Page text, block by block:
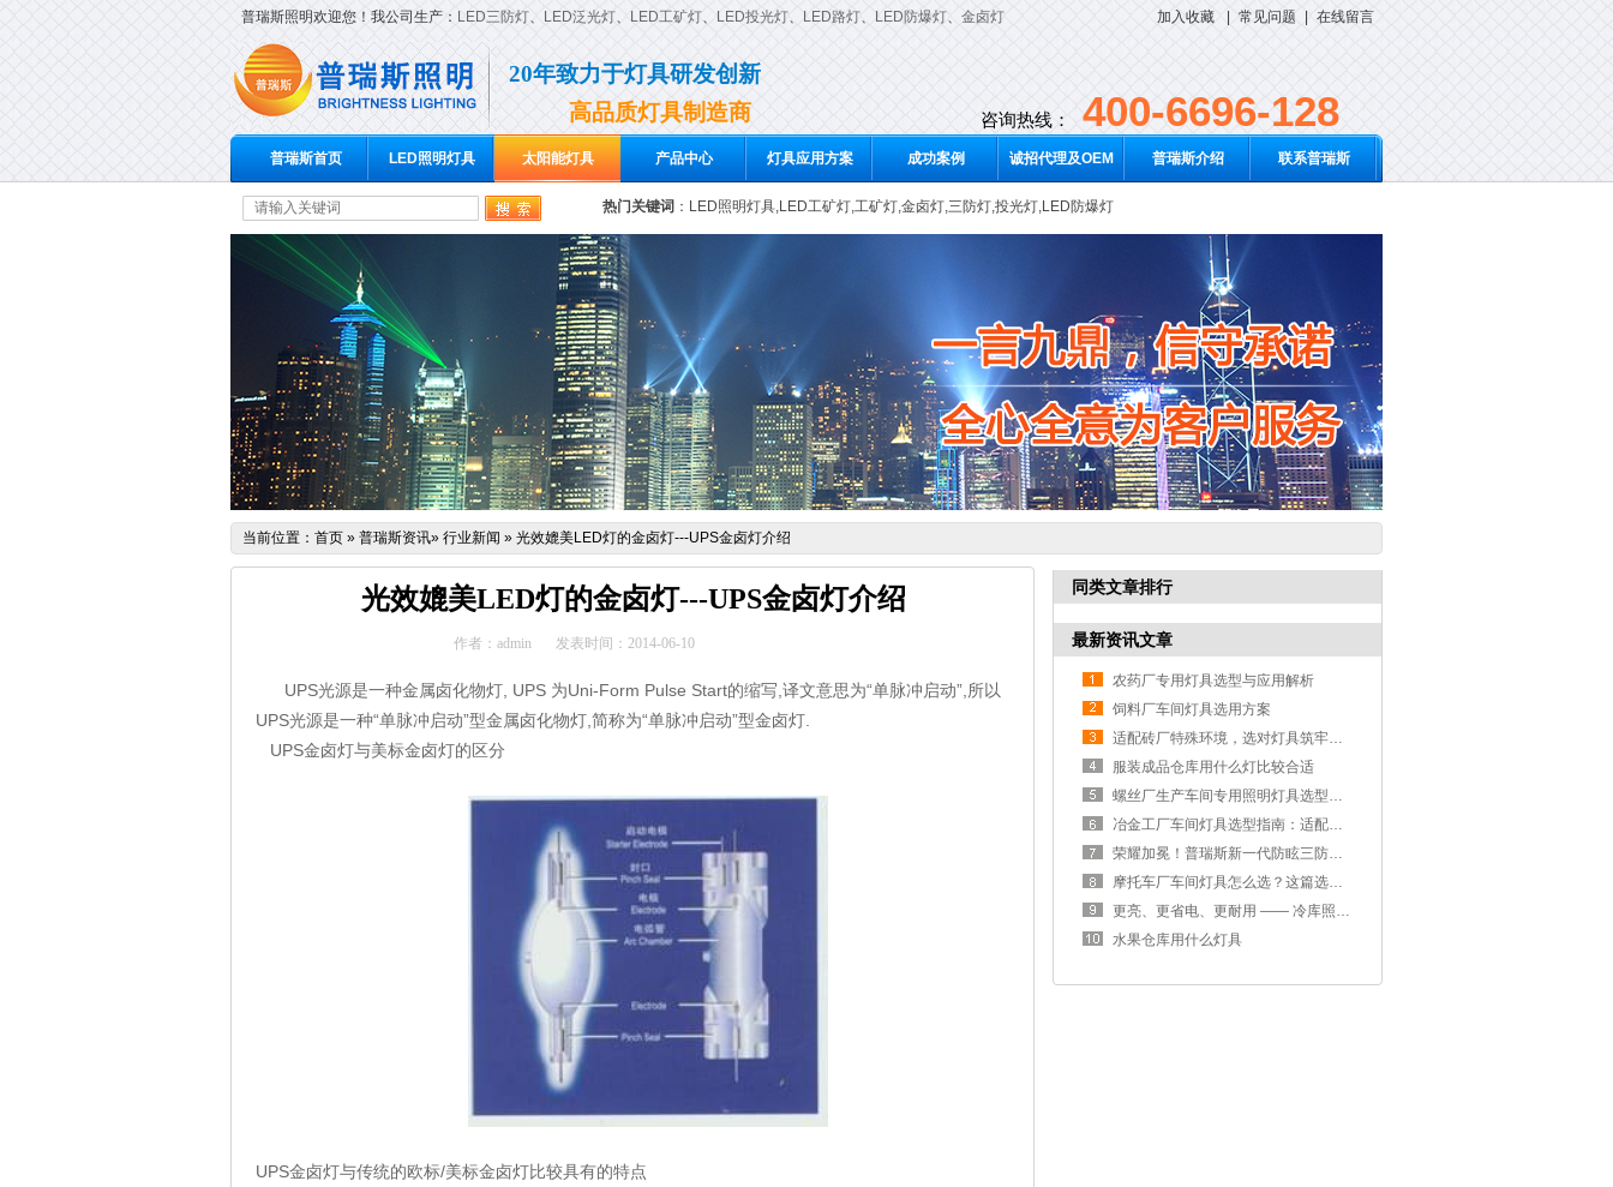
加入收藏 常见问题 在线留言
普瑞斯照明欢迎您！我公司生产： LED三防灯、 LED泛光灯、 LED工矿灯、 LED投光灯、 LED路灯、 LED防爆灯、 金卤灯
20年致力于灯具研发创新
高品质灯具制造商
咨询热线： 400-6696-128
普瑞斯首页 LED照明灯具 太阳能灯具 产品中心 灯具应用方案 成功案例 诚招代理及OEM 普瑞斯介绍 联系普瑞斯
热门关键词 ： LED照明灯具,LED工矿灯,工矿灯,金卤灯,三防灯,投光灯,LED防爆灯
当前位置： 首页 » 普瑞斯资讯» 行业新闻 » 光效媲美LED灯的金卤灯---UPS金卤灯介绍
光效媲美LED灯的金卤灯---UPS金卤灯介绍
作者：admin 发表时间：2014-06-10
UPS光源是一种金属卤化物灯, UPS 为Uni-Form Pulse Start的缩写,译文意思为“单脉冲启动”,所以
UPS光源是一种“单脉冲启动”型金属卤化物灯,简称为“单脉冲启动”型金卤灯.
UPS金卤灯与美标金卤灯的区分
UPS金卤灯与传统的欧标/美标金卤灯比较具有的特点
同类文章排行
最新资讯文章
农药厂专用灯具选型与应用解析
饲料厂车间灯具选用方案
适配砖厂特殊环境，选对灯具筑牢生产安全线
服装成品仓库用什么灯比较合适
螺丝厂生产车间专用照明灯具选型方案
冶金工厂车间灯具选型指南：适配恶劣工况，筑牢安全照明防线
荣耀加冕！普瑞斯新一代防眩三防灯BC-L斩获2026阿拉丁神灯奖
摩托车厂车间灯具怎么选？这篇选型指南，帮你避坑又节能
更亮、更省电、更耐用 —— 冷库照明优选
水果仓库用什么灯具